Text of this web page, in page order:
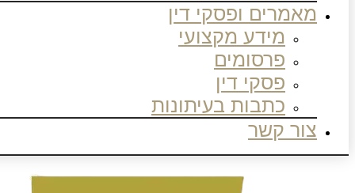
מאמרים ופסקי דין
מידע מקצועי
פרסומים
פסקי דין
כתבות בעיתונות
צור קשר